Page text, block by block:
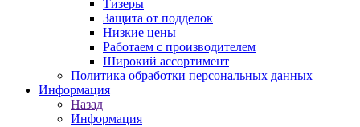
Тизеры
Защита от подделок
Низкие цены
Работаем с производителем
Широкий ассортимент
Политика обработки персональных данных
Информация
Назад
Информация